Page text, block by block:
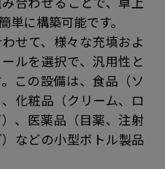
単に構築可能です。
せて、様々な充填およ
ルを選択で、汎用性と
この設備は、食品（ソ
化粧品（クリーム、ロ
、医薬品（目薬、注射
などの小型ボトル製品